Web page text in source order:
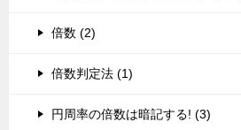
倍数 (2)
倍数判定法 (1)
円周率の倍数は暗記する! (3)